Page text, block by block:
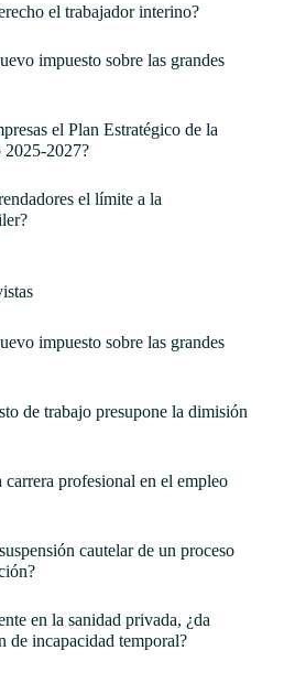
el trabajador interino?
impuesto sobre las grandes
el Plan Estratégico de la
2025-2027?
el límite a la
impuesto sobre las grandes
de trabajo presupone la dimisión
carrera profesional en el empleo
cautelar de un proceso
en la sanidad privada, ¿da
de incapacidad temporal?